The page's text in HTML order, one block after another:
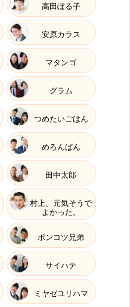
高田ぽる子
安原カラス
マタンゴ
グラム
つめたいごはん
めろんぱん
田中太郎
村上、元気そうで
よかった。
ポンコツ兄弟
サイハテ
ミヤゼユリハマ